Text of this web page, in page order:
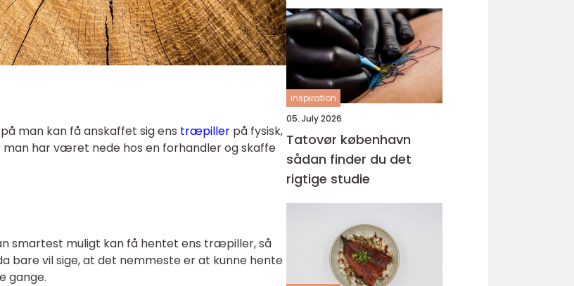
man kan få anskaffet sig ens træpiller på fysisk,
har været nede hos en forhandler og skaffe
smartest muligt kan få hentet ens træpiller, så
bare vil sige, at det nemmeste er at kunne hente
gange.
inspiration
05. July 2026
Tatovør københavn
sådan finder du det
rigtige studie